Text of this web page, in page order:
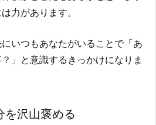
力があります。
いつもあなたがいることで「あ
」と意識するきっかけになりま
を沢山褒める